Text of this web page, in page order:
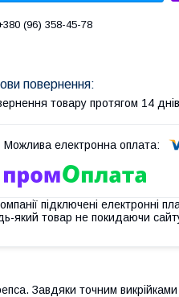
(96) 358-45-78
товару протягом 14 днів
підключені електронні
який товар не покидаючи
Завдяки точним викрійками